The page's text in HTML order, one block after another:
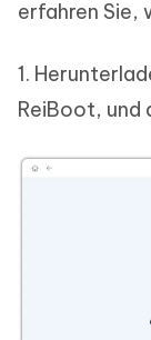
erfahren Sie,
1.
ReiBoot, und